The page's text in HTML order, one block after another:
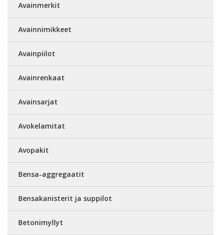
Avainmerkit
Avainnimikkeet
Avainpiilot
Avainrenkaat
Avainsarjat
Avokelamitat
Avopakit
Bensa-aggregaatit
Bensakanisterit ja suppilot
Betonimyllyt